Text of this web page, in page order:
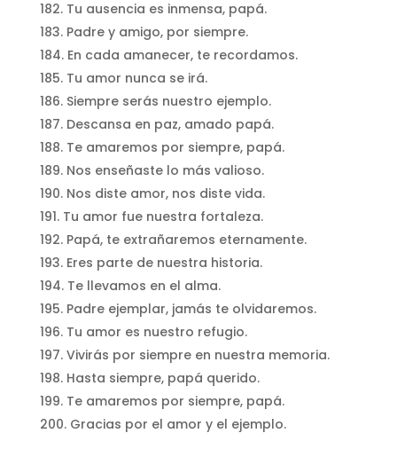
Tu ausencia es inmensa, papá.
Padre y amigo, por siempre.
En cada amanecer, te recordamos.
Tu amor nunca se irá.
Siempre serás nuestro ejemplo.
Descansa en paz, amado papá.
Te amaremos por siempre, papá.
Nos enseñaste lo más valioso.
Nos diste amor, nos diste vida.
Tu amor fue nuestra fortaleza.
Papá, te extrañaremos eternamente.
Eres parte de nuestra historia.
Te llevamos en el alma.
Padre ejemplar, jamás te olvidaremos.
Tu amor es nuestro refugio.
Vivirás por siempre en nuestra memoria.
Hasta siempre, papá querido.
Te amaremos por siempre, papá.
Gracias por el amor y el ejemplo.